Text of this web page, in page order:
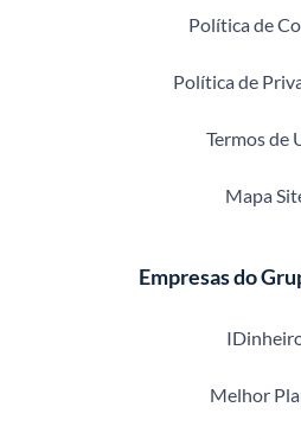
Política de
Política de
Termos de
Mapa
Empresas do
Melhor